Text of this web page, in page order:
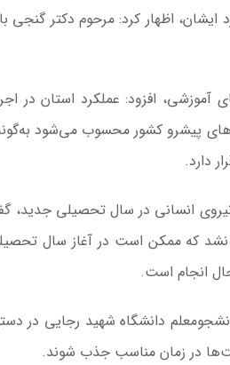
آموزشی، افزود: عملکرد استان در
نیروی انسانی در سال تحصیلی جدید،
که ممکن است در آغاز سال
انجام است.
جذب ۳۰ هزار دانشجومعلم دانشگاه فرهنگیان و ۳ هزار دانشجومعلم دانشگاه
در زمان مناسب جذب شوند.